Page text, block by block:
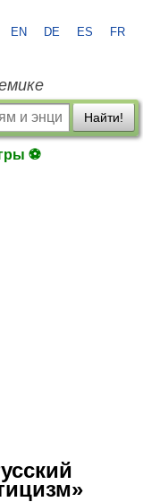
EN DE ES FR
Найти!
⚽